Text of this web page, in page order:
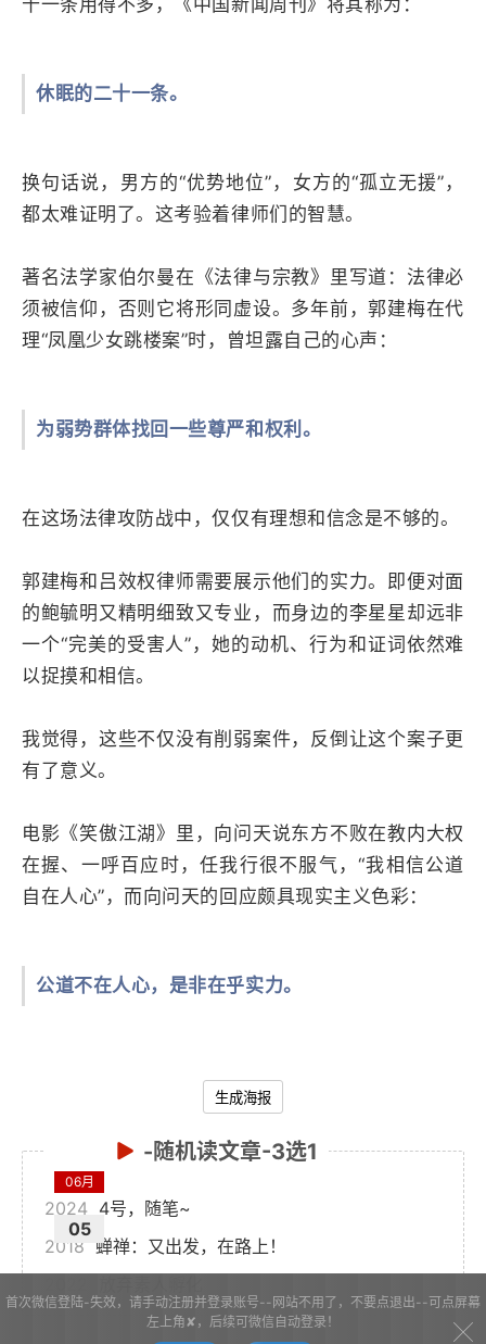
休眠的二十一条。
换句话说，男方的“优势地位”，女方的“孤立无援”，
都太难证明了。这考验着律师们的智慧。
著名法学家伯尔曼在《法律与宗教》里写道：法律必
须被信仰，否则它将形同虚设。多年前，郭建梅在代
理“凤凰少女跳楼案”时，曾坦露自己的心声：
为弱势群体找回一些尊严和权利。
在这场法律攻防战中，仅仅有理想和信念是不够的。
郭建梅和吕效权律师需要展示他们的实力。即便对面
的鲍毓明又精明细致又专业，而身边的李星星却远非
一个“完美的受害人”，她的动机、行为和证词依然难
以捉摸和相信。
我觉得，这些不仅没有削弱案件，反倒让这个案子更
有了意义。
电影《笑傲江湖》里，向问天说东方不败在教内大权
在握、一呼百应时，任我行很不服气，“我相信公道
自在人心”，而向问天的回应颇具现实主义色彩：
公道不在人心，是非在乎实力。
生成海报
-随机读文章-3选1
06月
05
2024 4号，随笔~
2018 蝉禅：又出发，在路上！
首次微信登陆-失效，请手动注册并登录账号--网站不用了，不要点退出--可点屏幕
左上角✘，后续可微信自动登录！